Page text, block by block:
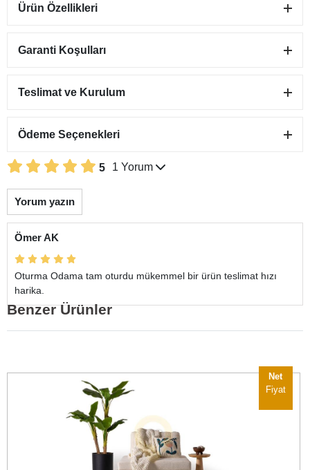
51.850,00 ₺
- +
5.900,00 ₺
-
Ürün Özellikleri
Garanti Koşulları
Teslimat ve Kurulum
Ödeme Seçenekleri
5 1 Yorum
Yorum yazın
Ömer AK
Oturma Odama tam oturdu mükemmel bir ürün teslimat hızı
harika.
Benzer Ürünler
Net
Fiyat